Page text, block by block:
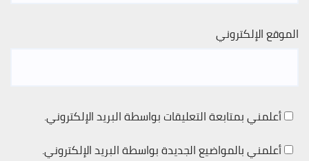
الموقع الإلكتروني
أعلمني بمتابعة التعليقات بواسطة البريد الإلكتروني.
أعلمني بالمواضيع الجديدة بواسطة البريد الإلكتروني.